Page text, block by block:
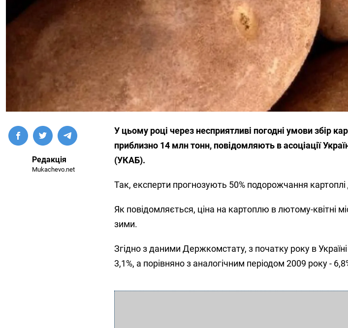
Редакція
Mukachevo.net
У цьому році через несприятливі погодні умови збір
приблизно 14 млн тонн, повідомляють в асоціації
(УКАБ).
Так, експерти прогнозують 50% подорожчання картоплі
Як повідомляється, ціна на картоплю в лютому-квітні
зими.
Згідно з даними Держкомстату, з початку року в Україні
3,1%, а порівняно з аналогічним періодом 2009 року -